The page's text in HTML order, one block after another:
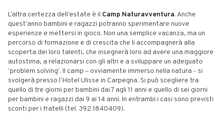
L’altra certezza dell’estate è il Camp Naturavventura. Anche
quest’anno bambini e ragazzi potranno sperimentare nuove
esperienze e mettersi in gioco. Non una semplice vacanza, ma un
percorso di formazione e di crescita che li accompagnerà alla
scoperta dei loro talenti, che insegnerà loro ad avere una maggiore
autostima, a relazionarsi con gli altri e a sviluppare un adeguato
‘problem solving’. Il camp – ovviamente immerso nella natura - si
svolgerà presso l’Hotel Ulisse in Carpegna. Si può scegliere tra
quello di tre giorni per bambini dai 7 agli 11 anni e quello di sei giorni
per bambini e ragazzi dai 9 ai 14 anni. In entrambi i casi sono previsti
sconti per i fratelli (tel. 392.1840409).